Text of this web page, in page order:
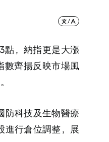
點，納指更是大漲
數齊揚反映市場風
防科技及生物醫療
進行倉位調整，展